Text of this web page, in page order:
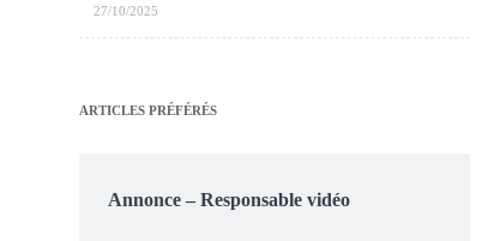
27/10/2025
ARTICLES PRÉFÉRÉS
Annonce – Responsable vidéo